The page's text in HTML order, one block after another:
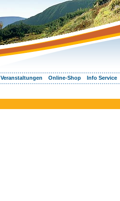
Veranstaltungen Online-Shop Info Service